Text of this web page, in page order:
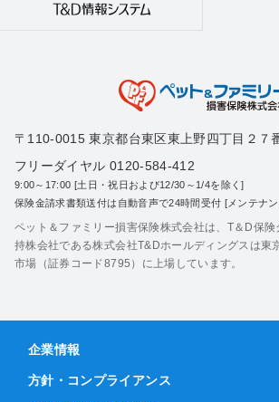
〒110-0015 東京都台東区東上野四丁目２７
フリーダイヤル 0120-584-412
9:00～17:00 [土日・祝日および12/30～1/4を除く]
保険金請求書類送付は自動音声で24時間受付 [メンテナ
ペット＆ファミリー損害保険株式会社は、T＆D保険
持株会社である株式会社T&Dホールディングスは東
市場（証券コード8795）に上場しています。
企業情報
方針・コンプライアンス